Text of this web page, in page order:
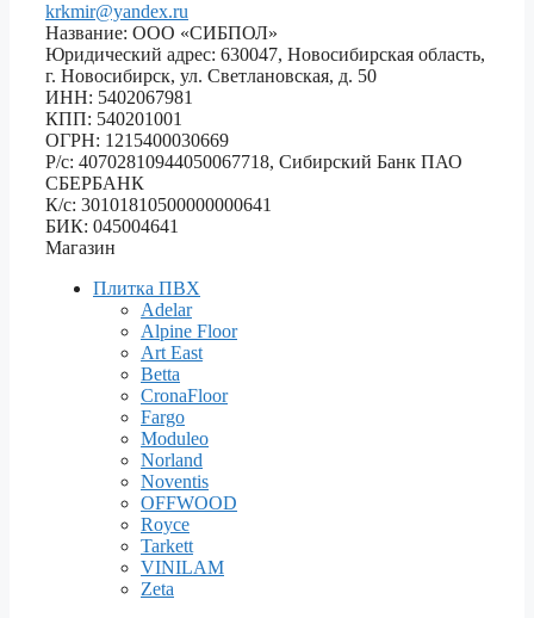
krkmir@yandex.ru
Название: ООО «СИБПОЛ»
Юридический адрес: 630047, Новосибирская область,
г. Новосибирск, ул. Светлановская, д. 50
ИНН: 5402067981
КПП: 540201001
ОГРН: 1215400030669
Р/с: 40702810944050067718, Сибирский Банк ПАО
СБЕРБАНК
К/с: 30101810500000000641
БИК: 045004641
Магазин
Плитка ПВХ
Adelar
Alpine Floor
Art East
Betta
CronaFloor
Fargo
Moduleo
Norland
Noventis
OFFWOOD
Royce
Tarkett
VINILAM
Zeta